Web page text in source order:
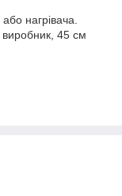
нагрівача.
виробник, 45 см